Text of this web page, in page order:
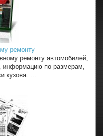
ремонту
ремонту автомобилей,
информацию по размерам,
кузова. ...